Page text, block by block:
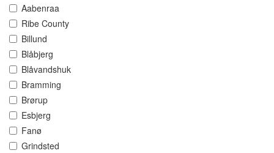
Aabenraa
Ribe County
Billund
Blåbjerg
Blåvandshuk
Bramming
Brørup
Esbjerg
Fanø
Grindsted